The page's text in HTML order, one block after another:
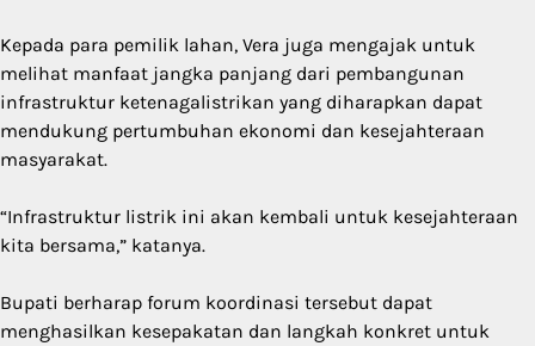
Kepada para pemilik lahan, Vera juga mengajak untuk
melihat manfaat jangka panjang dari pembangunan
infrastruktur ketenagalistrikan yang diharapkan dapat
mendukung pertumbuhan ekonomi dan kesejahteraan
masyarakat.
“Infrastruktur listrik ini akan kembali untuk kesejahteraan
kita bersama,” katanya.
Bupati berharap forum koordinasi tersebut dapat
menghasilkan kesepakatan dan langkah konkret untuk